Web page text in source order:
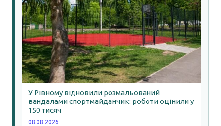
У Рівному відновили розмальований
вандалами спортмайданчик: роботи оцінили у
150 тисяч
08.08.2026